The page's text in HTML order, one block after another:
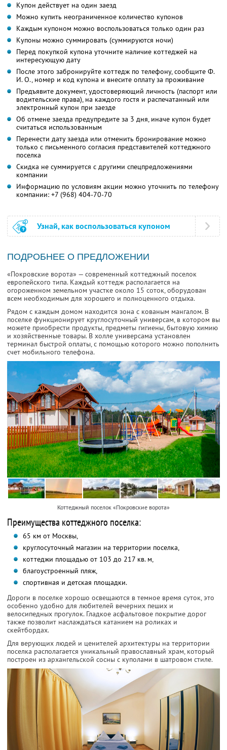
Купон действует на один заезд
Можно купить неограниченное количество купонов
Каждым купоном можно воспользоваться только один раз
Купоны можно суммировать (суммируются ночи)
Перед покупкой купона уточните наличие коттеджей на
интересующую дату
После этого забронируйте коттедж по телефону, сообщите Ф.
И. О., номер и код купона и внесите оплату за проживание
Предъявите документ, удостоверяющий личность (паспорт или
водительские права), на каждого гостя и распечатанный или
электронный купон при заезде
Об отмене заезда предупредите за 3 дня, иначе купон будет
считаться использованным
Перенести дату заезда или отменить бронирование можно
только с письменного согласия представителей коттеджного
поселка
Скидка не суммируется с другими спецпредложениями
компании
Информацию по условиям акции можно уточнить по телефону
компании: +7 (968) 404-70-70
Узнай, как воспользоваться купоном
ПОДРОБНЕЕ О ПРЕДЛОЖЕНИИ
«Покровские ворота» — современный коттеджный поселок
европейского типа. Каждый коттедж располагается на
огороженном земельном участке около 15 соток, оборудован
всем необходимым для хорошего и полноценного отдыха.
Рядом с каждым домом находится зона с кованым мангалом. В
поселке функционирует круглосуточный универсам, в котором вы
можете приобрести продукты, предметы гигиены, бытовую химию
и хозяйственные товары. В холле универсама установлен
терминал быстрой оплаты, с помощью которого можно пополнить
счет мобильного телефона.
Коттеджный поселок «Покровские ворота»
Преимущества коттеджного поселка:
65 км от Москвы,
круглосуточный магазин на территории поселка,
коттеджи площадью от 103 до 217 кв. м,
благоустроенный пляж,
спортивная и детская площадки.
Дороги в поселке хорошо освещаются в темное время суток, это
особенно удобно для любителей вечерних пеших и
велосипедных прогулок. Гладкое асфальтовое покрытие дорог
также позволит наслаждаться катанием на роликах и
скейтбордах.
Для верующих людей и ценителей архитектуры на территории
поселка располагается уникальный православный храм, который
построен из архангельской сосны с куполами в шатровом стиле.